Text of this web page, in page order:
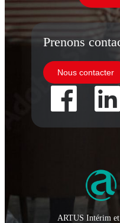
Prenons
Nous contacter
ARTUS Intérim